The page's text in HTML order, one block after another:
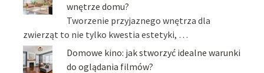
wnętrze domu?
Tworzenie przyjaznego wnętrza dla
zwierząt to nie tylko kwestia estetyki, …
Domowe kino: jak stworzyć idealne warunki
do oglądania filmów?